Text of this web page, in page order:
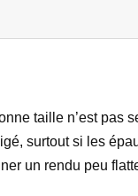
taille n’est pas
surtout si les
un rendu peu